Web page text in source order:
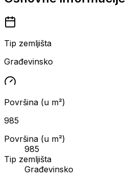
Tip zemljišta
Građevinsko
Površina (u m²)
985
Površina (u m²)
985
Tip zemljišta
Građevinsko